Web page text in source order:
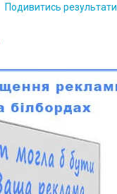
Подивитись результати